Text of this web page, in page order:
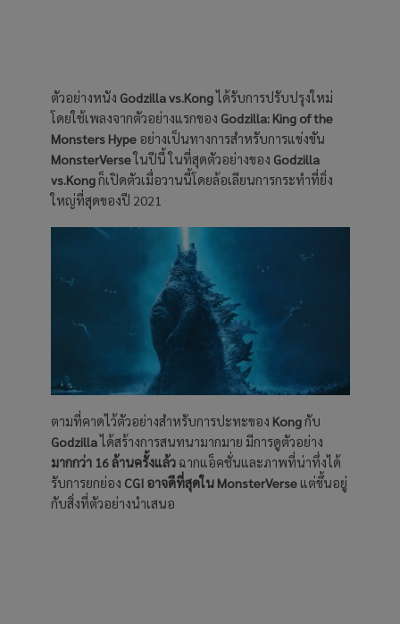
ตัวอย่างหนัง Godzilla vs.Kongได้รับการปรับปรุงใหม่
โดยใช้เพลงจากตัวอย่างแรกของ Godzilla: King of the
Monsters Hypeอย่างเป็นทางการสำหรับการแข่งขัน
MonsterVerseในปีนี้ ในที่สุดตัวอย่างของ Godzilla
vs.Kongก็เปิดตัวเมื่อวานนี้โดยล้อเลียนการกระทำที่ยิ่ง
ใหญ่ที่สุดของปี 2021
ตามที่คาดไว้ตัวอย่างสำหรับการปะทะของ Kongกับ
Godzillaได้สร้างการสนทนามากมาย มีการดูตัวอย่าง
มากกว่า 16 ล้านครั้งแล้วฉากแอ็คชั่นและภาพที่น่าทึ่งได้
รับการยกย่อง CGI อาจดีที่สุดใน MonsterVerseแต่ขึ้นอยู่
กับสิ่งที่ตัวอย่างนำเสนอ